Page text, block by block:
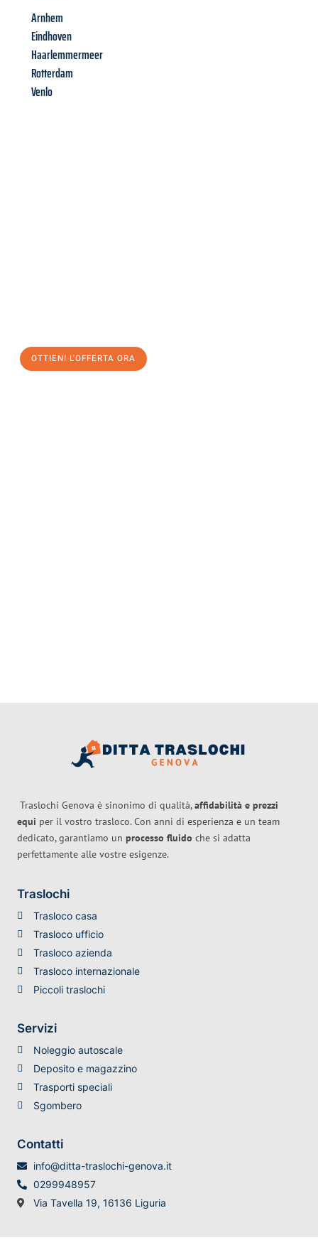
Arnhem
Eindhoven
Haarlemmermeer
Rotterdam
Venlo
OTTIENI L'OFFERTA ORA
Traslochi Genova è sinonimo di qualità,affidabilità e prezzi
equi per il vostro trasloco. Con anni di esperienza e un team
dedicato, garantiamo un processo fluido che si adatta
perfettamente alle vostre esigenze.
Traslochi
Trasloco casa
Trasloco ufficio
Trasloco azienda
Trasloco internazionale
Piccoli traslochi
Servizi
Noleggio autoscale
Deposito e magazzino
Trasporti speciali
Sgombero
Contatti
info@ditta-traslochi-genova.it
0299948957
Via Tavella 19, 16136 Liguria